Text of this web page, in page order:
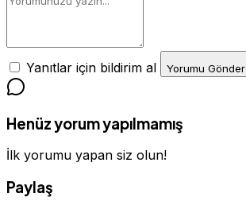
Yanıtlar için bildirim al Yorumu Gönder
Henüz yorum yapılmamış
İlk yorumu yapan siz olun!
Paylaş